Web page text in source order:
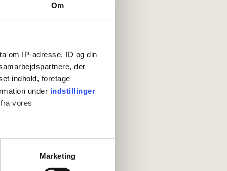
Om
om IP-adresse, ID og din
der
indhold, foretage
under indstillinger
vores
Marketing